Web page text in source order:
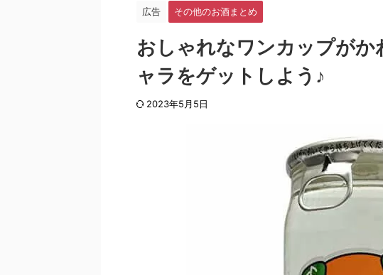
広告 その他のお酒まとめ
おしゃれなワンカップがか
ャラをゲットしよう♪
2023年5月5日